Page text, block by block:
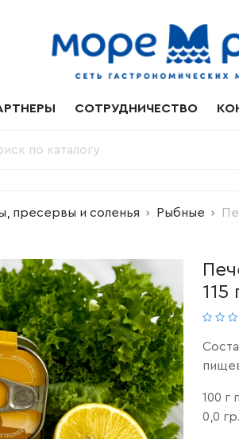
СОТРУДНИЧЕСТВО
пресервы и соленья Рыбные
115
100 г
0,0 гр.